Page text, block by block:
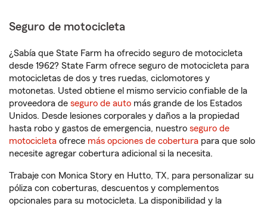
Seguro de motocicleta
¿Sabía que State Farm ha ofrecido seguro de motocicleta
desde 1962? State Farm ofrece seguro de motocicleta para
motocicletas de dos y tres ruedas, ciclomotores y
motonetas. Usted obtiene el mismo servicio confiable de la
proveedora de seguro de auto más grande de los Estados
Unidos. Desde lesiones corporales y daños a la propiedad
hasta robo y gastos de emergencia, nuestro seguro de
motocicleta ofrece más opciones de cobertura para que solo
necesite agregar cobertura adicional si la necesita.
Trabaje con Monica Story en Hutto, TX, para personalizar su
póliza con coberturas, descuentos y complementos
opcionales para su motocicleta. La disponibilidad y la